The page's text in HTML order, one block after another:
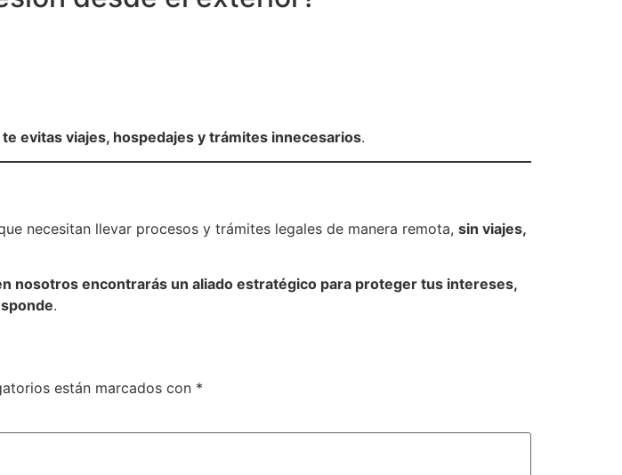
te evitas viajes, hospedajes y trámites innecesarios.
necesitan llevar procesos y trámites legales de manera remota, sin viajes,
nosotros encontrarás un aliado estratégico para proteger tus intereses,
.
están marcados con *